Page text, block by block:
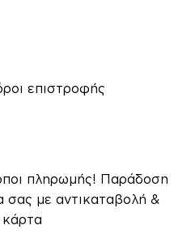
επιστροφής
πληρωμής! Παράδοση
σας με αντικαταβολή &